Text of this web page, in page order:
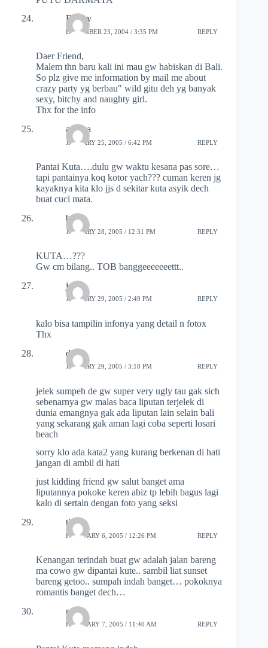
Bobby
DECEMBER 23, 2004 / 3:35 PM REPLY
Daer Friend,
Malem thn baru kali ini mau gw habiskan di Bali.
So plz give me information by mail me about
crazy party yg berbau" wild gitu deh yg banyak
sexy, bitchy and naughty girl.
Thx for the info
adhina
JANUARY 25, 2005 / 6:42 PM REPLY
Pantai Kuta….dulu gw waktu kesana pas sore…
tapi pantainya koq kotor yach??? cuman keren jg
kayaknya kita klo jjs d sekitar kuta asyik dech
buat cuci mata.
baby
JANUARY 28, 2005 / 12:31 PM REPLY
KUTA…???
Gw cm bilang.. TOB banggeeeeeeettt..
jacky
JANUARY 29, 2005 / 2:49 PM REPLY
kalo bisa tampilin infonya yang detail n fotox
Thx
dila
JANUARY 29, 2005 / 3:18 PM REPLY
jelek sumpeh de gw super very ugly tau gak sich
sebenarnya gw malas baca liputan terjelek di
dunia emangnya gak ada liputan lain selain bali
yang sekarang gak aman lagi coba seperti losari
beach
sorry klo ada kata2 yang kurang berkenan di hati
jangan di ambil di hati
just kidding friend gw salut banget ama
liputannya pokoke keren abiz tp lebih bagus lagi
kalo di sertain dengan foto yang seksi
tina
FEBRUARY 6, 2005 / 12:26 PM REPLY
Kenangan terindah buat gw adalah jalan bareng
ma cowo gw dipantai kute.. sambil liat sunset
bareng getoo.. sumpah indah banget… pokoknya
romantis banget dech…
nu3l
FEBRUARY 7, 2005 / 11:40 AM REPLY